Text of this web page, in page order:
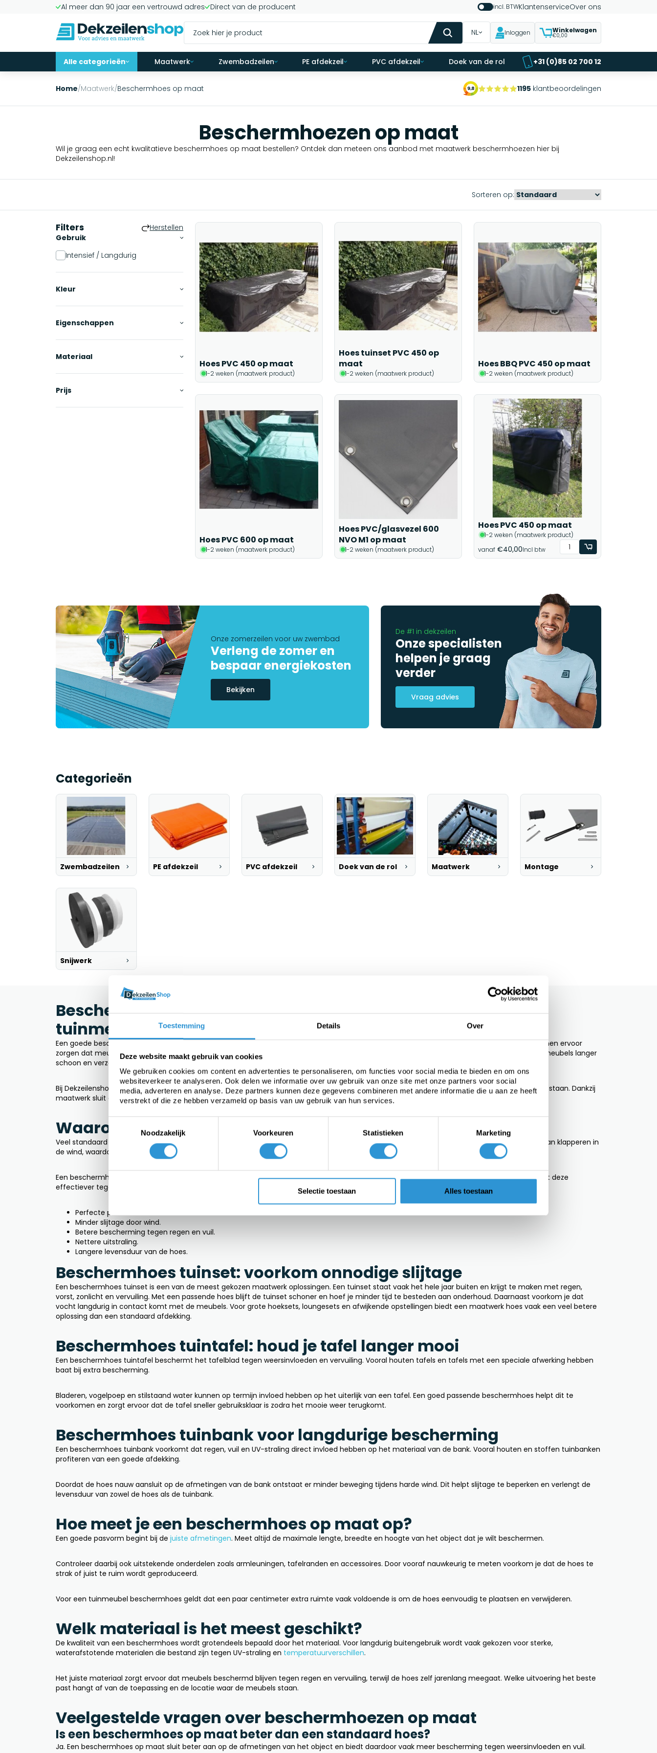
Toestemming Details Over
Deze website maakt gebruik van cookies
We gebruiken cookies om content en advertenties te personaliseren, om functies voor social media te bieden en om ons
websiteverkeer te analyseren. Ook delen we informatie over uw gebruik van onze site met onze partners voor social
media, adverteren en analyse. Deze partners kunnen deze gegevens combineren met andere informatie die u aan ze heeft
verstrekt of die ze hebben verzameld op basis van uw gebruik van hun services.
Noodzakelijk
Voorkeuren Statistieken Marketing
Selectie toestaan Alles toestaan
Al meer dan 90 jaar een vertrouwd adres Direct van de producent incl. BTWKlantenserviceOver ons
NL Inloggen Winkelwagen
€0,00
Alle categorieën Maatwerk Zwembadzeilen PE afdekzeil PVC afdekzeil Doek van de rol +31 (0)85 02 700 12
Home/Maatwerk/Beschermhoes op maat 1195 klantbeoordelingen
Beschermhoezen op maat
Wil je graag een echt kwalitatieve beschermhoes op maat bestellen? Ontdek dan meteen ons aanbod met maatwerk beschermhoezen hier bij
Dekzeilenshop.nl!
Sorteren op:
Filters
Herstellen
Gebruik
Intensief / Langdurig
Kleur
Eigenschappen
Materiaal
Prijs
Hoes PVC 450 op maat
1-2 weken (maatwerk product)
Hoes tuinset PVC 450 op
maat
1-2 weken (maatwerk product)
Hoes BBQ PVC 450 op maat
1-2 weken (maatwerk product)
Hoes PVC 600 op maat
1-2 weken (maatwerk product)
Hoes PVC/glasvezel 600
NVO M1 op maat
1-2 weken (maatwerk product)
Hoes PVC 450 op maat
1-2 weken (maatwerk product)
vanaf €40,00Incl btw
Onze zomerzeilen voor uw zwembad
Verleng de zomer en
bespaar energiekosten
Bekijken
De #1 in dekzeilen
Onze specialisten
helpen je graag
verder
Vraag advies
Categorieën
Zwembadzeilen PE afdekzeil PVC afdekzeil Doek van de rol Maatwerk Montage
Snijwerk
Beschermhoes op maat voor optimale bescherming van je
tuinmeubelen
Een goede beschermhoes op maat verlengt de levensduur van je tuinmeubelen aanzienlijk. Regen, UV-straling, vuil, vogelpoep en bladeren kunnen ervoor
zorgen dat meubels sneller verouderen en vaker onderhoud nodig hebben. Met een maatwerk hoes bescherm je jouw investering en blijven je meubels langer
schoon en verzorgd.
Bij Dekzeilenshop maken we dagelijks beschermhoezen voor tuinsets, tafels, banken, buitenkeukens en andere objecten die het hele jaar buiten staan. Dankzij
maatwerk sluit de hoes perfect aan op de afmetingen van jouw meubels, waardoor de bescherming beter is dan bij veel standaard hoezen.
Waarom kiezen voor een beschermhoes op maat?
Veel standaard
zijn gemaakt voor algemene afmetingen. Daardoor zijn ze vaak te groot of juist te klein. Een slecht passende hoes kan gaan klapperen in
de wind, waardoor slijtage ontstaat. Ook kunnen regen en vuil gemakkelijker onder de hoes terechtkomen.
Een beschermhoes op maat wordt volledig afgestemd op jouw situatie. Hierdoor sluit de hoes beter aan, blijft deze steviger zitten en beschermt deze
effectiever tegen weersinvloeden.
Perfecte pasvorm.
Minder slijtage door wind.
Betere bescherming tegen regen en vuil.
Nettere uitstraling.
Langere levensduur van de hoes.
Beschermhoes tuinset: voorkom onnodige slijtage
Een beschermhoes tuinset is een van de meest gekozen maatwerk oplossingen. Een tuinset staat vaak het hele jaar buiten en krijgt te maken met regen,
vorst, zonlicht en vervuiling. Met een passende hoes blijft de tuinset schoner en hoef je minder tijd te besteden aan onderhoud. Daarnaast voorkom je dat
vocht langdurig in contact komt met de meubels. Voor grote hoeksets, loungesets en afwijkende opstellingen biedt een maatwerk hoes vaak een veel betere
oplossing dan een standaard afdekking.
Beschermhoes tuintafel: houd je tafel langer mooi
Een beschermhoes tuintafel beschermt het tafelblad tegen weersinvloeden en vervuiling. Vooral houten tafels en tafels met een speciale afwerking hebben
baat bij extra bescherming.
Bladeren, vogelpoep en stilstaand water kunnen op termijn invloed hebben op het uiterlijk van een tafel. Een goed passende beschermhoes helpt dit te
voorkomen en zorgt ervoor dat de tafel sneller gebruiksklaar is zodra het mooie weer terugkomt.
Beschermhoes tuinbank voor langdurige bescherming
Een beschermhoes tuinbank voorkomt dat regen, vuil en UV-straling direct invloed hebben op het materiaal van de bank. Vooral houten en stoffen tuinbanken
profiteren van een goede afdekking.
Doordat de hoes nauw aansluit op de afmetingen van de bank ontstaat er minder beweging tijdens harde wind. Dit helpt slijtage te beperken en verlengt de
levensduur van zowel de hoes als de tuinbank.
Hoe meet je een beschermhoes op maat op?
Een goede pasvorm begint bij de juiste afmetingen. Meet altijd de maximale lengte, breedte en hoogte van het object dat je wilt beschermen.
Controleer daarbij ook uitstekende onderdelen zoals armleuningen, tafelranden en accessoires. Door vooraf nauwkeurig te meten voorkom je dat de hoes te
strak of juist te ruim wordt geproduceerd.
Voor een tuinmeubel beschermhoes geldt dat een paar centimeter extra ruimte vaak voldoende is om de hoes eenvoudig te plaatsen en verwijderen.
Welk materiaal is het meest geschikt?
De kwaliteit van een beschermhoes wordt grotendeels bepaald door het materiaal. Voor langdurig buitengebruik wordt vaak gekozen voor sterke,
waterafstotende materialen die bestand zijn tegen UV-straling en temperatuurverschillen.
Het juiste materiaal zorgt ervoor dat meubels beschermd blijven tegen regen en vervuiling, terwijl de hoes zelf jarenlang meegaat. Welke uitvoering het beste
past hangt af van de toepassing en de locatie waar de meubels staan.
Veelgestelde vragen over beschermhoezen op maat
Is een beschermhoes op maat beter dan een standaard hoes?
Ja. Een beschermhoes op maat sluit beter aan op de afmetingen van het object en biedt daardoor vaak meer bescherming tegen weersinvloeden en vuil.